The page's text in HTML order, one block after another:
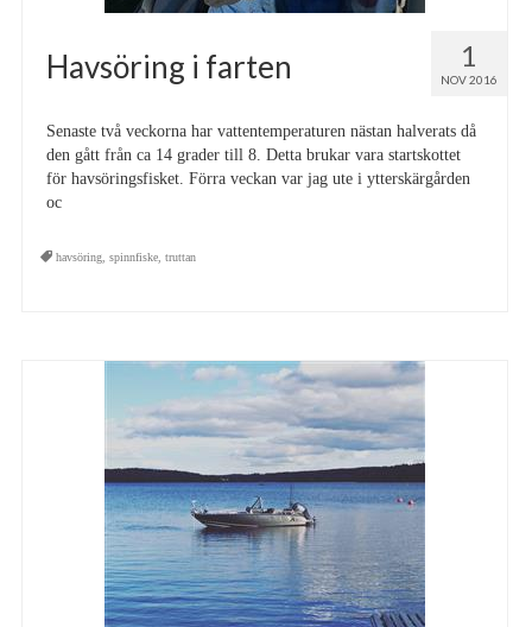
1
NOV 2016
Havsöring i farten
Senaste två veckorna har vattentemperaturen nästan halverats då
den gått från ca 14 grader till 8. Detta brukar vara startskottet
för havsöringsfisket. Förra veckan var jag ute i ytterskärgården
oc
havsöring, spinnfiske, truttan